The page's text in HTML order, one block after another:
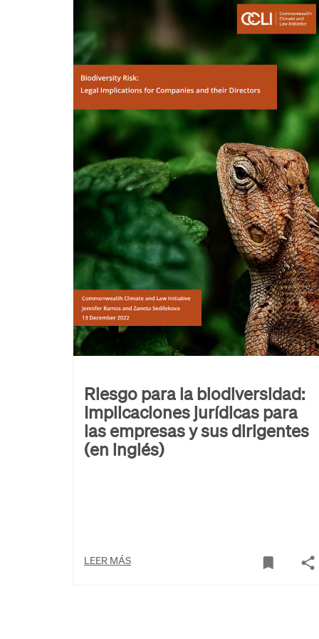
Riesgo para la biodiversidad:
Implicaciones jurídicas para
las empresas y sus dirigentes
(en inglés)
LEER MÁS